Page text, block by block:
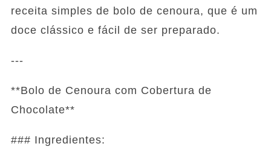
receita simples de bolo de cenoura, que é um
doce clássico e fácil de ser preparado.
---
**Bolo de Cenoura com Cobertura de
Chocolate**
### Ingredientes: